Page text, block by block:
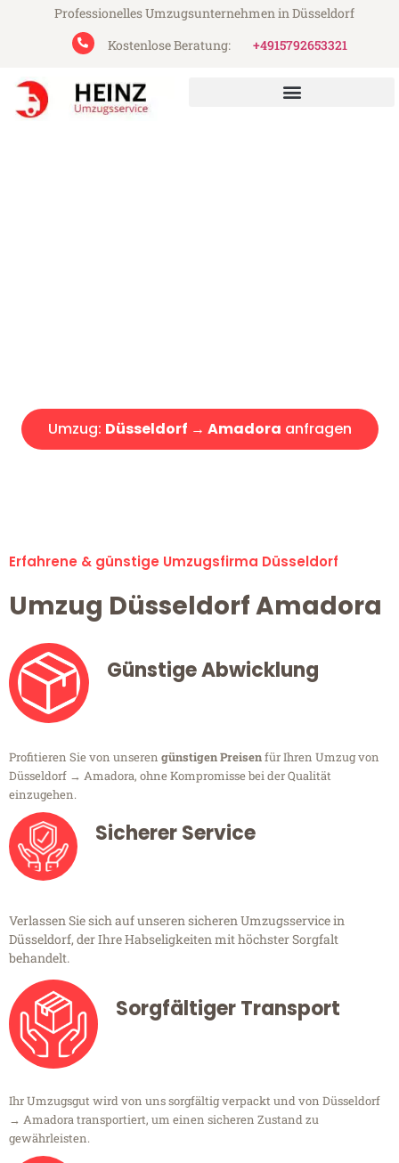
Professionelles Umzugsunternehmen in Düsseldorf
Kostenlose Beratung:
+4915792653321
Umzug: Düsseldorf → Amadora anfragen
Erfahrene & günstige Umzugsfirma Düsseldorf
Umzug Düsseldorf Amadora
Günstige Abwicklung
Profitieren Sie von unseren günstigen Preisenfür Ihren Umzug von
Düsseldorf → Amadora, ohne Kompromisse bei der Qualität
einzugehen.
Sicherer Service
Verlassen Sie sich auf unseren sicheren Umzugsservice in
Düsseldorf, der Ihre Habseligkeiten mit höchster Sorgfalt
behandelt.
Sorgfältiger Transport
Ihr Umzugsgut wird von uns sorgfältig verpackt und von Düsseldorf
→ Amadora transportiert, um einen sicheren Zustand zu
gewährleisten.